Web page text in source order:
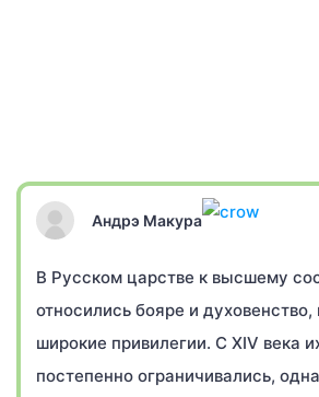
Андрэ Макура
В Русском царстве к высшему
относились бояре и
широкие привилегии. С XIV века
постепенно ограничивались,